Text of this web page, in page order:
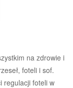
na zdrowie i
foteli i sof.
regulacji foteli w